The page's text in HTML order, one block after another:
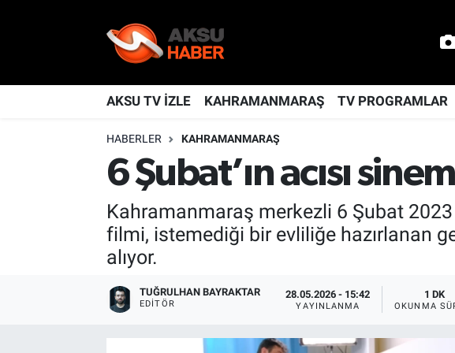
AKSU TV İZLE KAHRAMANMARAŞ TV PROGRAMLAR
HABERLER KAHRAMANMARAŞ
6 Şubat’ın acısı
Kahramanmaraş merkezli 6 Şubat
filmi, istemediği bir evliliğe hazırlanan
alıyor.
TUĞRULHAN BAYRAKTAR
EDITÖR
28.05.2026 - 15:42
YAYINLANMA
1 DK
OKUNMA
KAHRAMANMARAŞ
Nöbetçi Eczaneler
Hava Durumu
Kahramanmaraş Namaz Vakitleri
Trafik Durumu
TFF 2.Lig Kırmızı Grup Puan Durumu ve Fikstür
Tüm Manşetler
Son Dakika Haberleri